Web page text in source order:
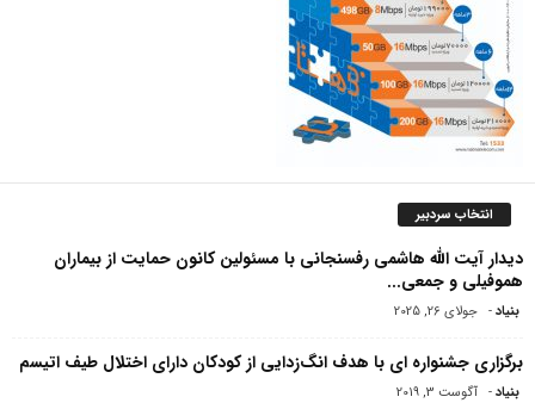
انتخاب سردبیر
دیدار آیت الله هاشمی رفسنجانی با مسئولین کانون حمایت از بیماران
هموفیلى و جمعى...
بنیاد- جولای 26, 2025
برگزاری جشنواره ای با هدف انگ‌زدایی از کودکان دارای اختلال طیف اتیسم
بنیاد- آگوست 3, 2019